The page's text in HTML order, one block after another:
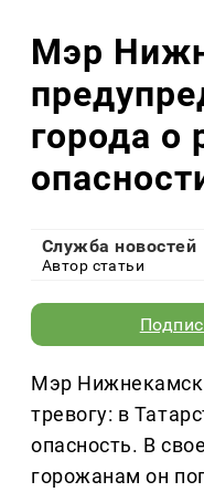
Мэр
города о
Служба новостей
Автор статьи
Мэр
тревогу: в
опасность. В
горожанам он